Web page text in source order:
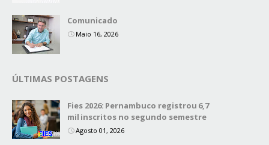
Comunicado
Maio 16, 2026
ÚLTIMAS POSTAGENS
Fies 2026: Pernambuco registrou 6,7
mil inscritos no segundo semestre
Agosto 01, 2026